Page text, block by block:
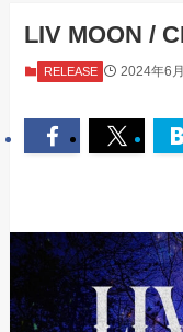
LIV MOON /
RELEASE 2024年6